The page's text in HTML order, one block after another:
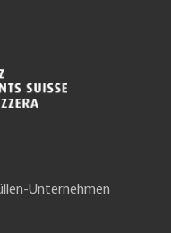
Unternehmen